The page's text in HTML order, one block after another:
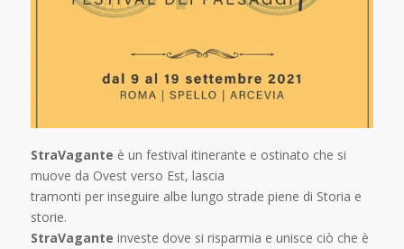
StraVagante è un festival itinerante e ostinato che si
muove da Ovest verso Est, lascia
tramonti per inseguire albe lungo strade piene di Storia e
storie.
StraVagante investe dove si risparmia e unisce ciò che è